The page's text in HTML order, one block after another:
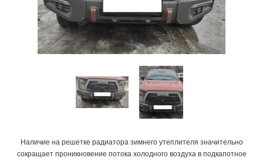
Наличие на решетке радиатора зимнего утеплителя значительно
сокращает проникновение потока холодного воздуха в подкапотное